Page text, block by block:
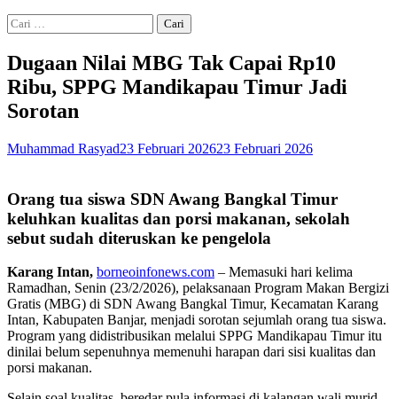
Cari
untuk:
Dugaan Nilai MBG Tak Capai Rp10
Ribu, SPPG Mandikapau Timur Jadi
Sorotan
Muhammad Rasyad23 Februari 202623 Februari 2026
Orang tua siswa SDN Awang Bangkal Timur
keluhkan kualitas dan porsi makanan, sekolah
sebut sudah diteruskan ke pengelola
Karang Intan, borneoinfonews.com – Memasuki hari kelima
Ramadhan, Senin (23/2/2026), pelaksanaan Program Makan Bergizi
Gratis (MBG) di SDN Awang Bangkal Timur, Kecamatan Karang
Intan, Kabupaten Banjar, menjadi sorotan sejumlah orang tua siswa.
Program yang didistribusikan melalui SPPG Mandikapau Timur itu
dinilai belum sepenuhnya memenuhi harapan dari sisi kualitas dan
porsi makanan.